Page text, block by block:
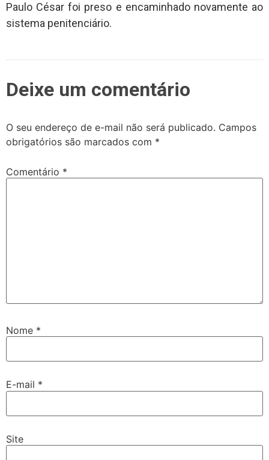
Paulo César foi preso e encaminhado novamente ao
sistema penitenciário.
Deixe um comentário
O seu endereço de e-mail não será publicado. Campos
obrigatórios são marcados com *
Comentário *
Nome *
E-mail *
Site